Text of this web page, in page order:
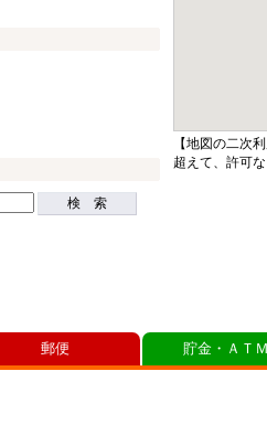
検 索
【地図の二次
超えて、許可
郵便 貯金・ＡＴ